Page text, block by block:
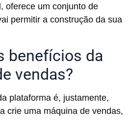
oferece um conjunto de
permitir a construção da sua
benefícios da
vendas?
plataforma é, justamente,
crie uma máquina de vendas,